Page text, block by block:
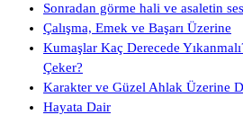
Sonradan görme hali ve asaletin
Çalışma, Emek ve Başarı Üzerine
Kumaşlar Kaç Derecede
Çeker?
Karakter ve Güzel Ahlak Üzerine
Hayata Dair